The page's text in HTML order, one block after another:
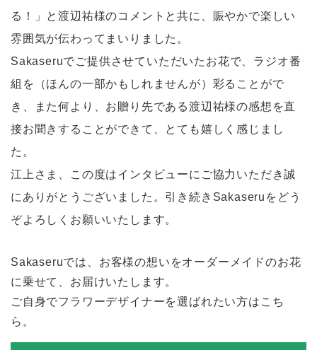
る！」と渡辺祐様のコメントと共に、賑やかで楽しい
雰囲気が伝わってまいりました。
Sakaseruでご提供させていただいたお花で、ラジオ番
組を（ほんの一部かもしれませんが）彩ることがで
き、また何より、お贈り先である渡辺祐様の感想を直
接お聞きすることができて、とても嬉しく感じまし
た。
江上さま、この度はインタビューにご協力いただき誠
にありがとうございました。引き続きSakaseruをどう
ぞよろしくお願いいたします。
Sakaseruでは、お客様の想いをオーダーメイドのお花
に乗せて、お届けいたします。
ご自身でフラワーデザイナーを選ばれたい方はこち
ら。